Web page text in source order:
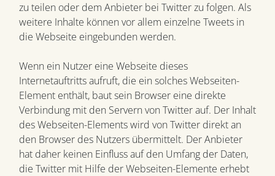
zu teilen oder dem Anbieter bei Twitter zu folgen. Als
weitere Inhalte können vor allem einzelne Tweets in
die Webseite eingebunden werden.
Wenn ein Nutzer eine Webseite dieses
Internetauftritts aufruft, die ein solches Webseiten-
Element enthält, baut sein Browser eine direkte
Verbindung mit den Servern von Twitter auf. Der Inhalt
des Webseiten-Elements wird von Twitter direkt an
den Browser des Nutzers übermittelt. Der Anbieter
hat daher keinen Einfluss auf den Umfang der Daten,
die Twitter mit Hilfe der Webseiten-Elemente erhebt